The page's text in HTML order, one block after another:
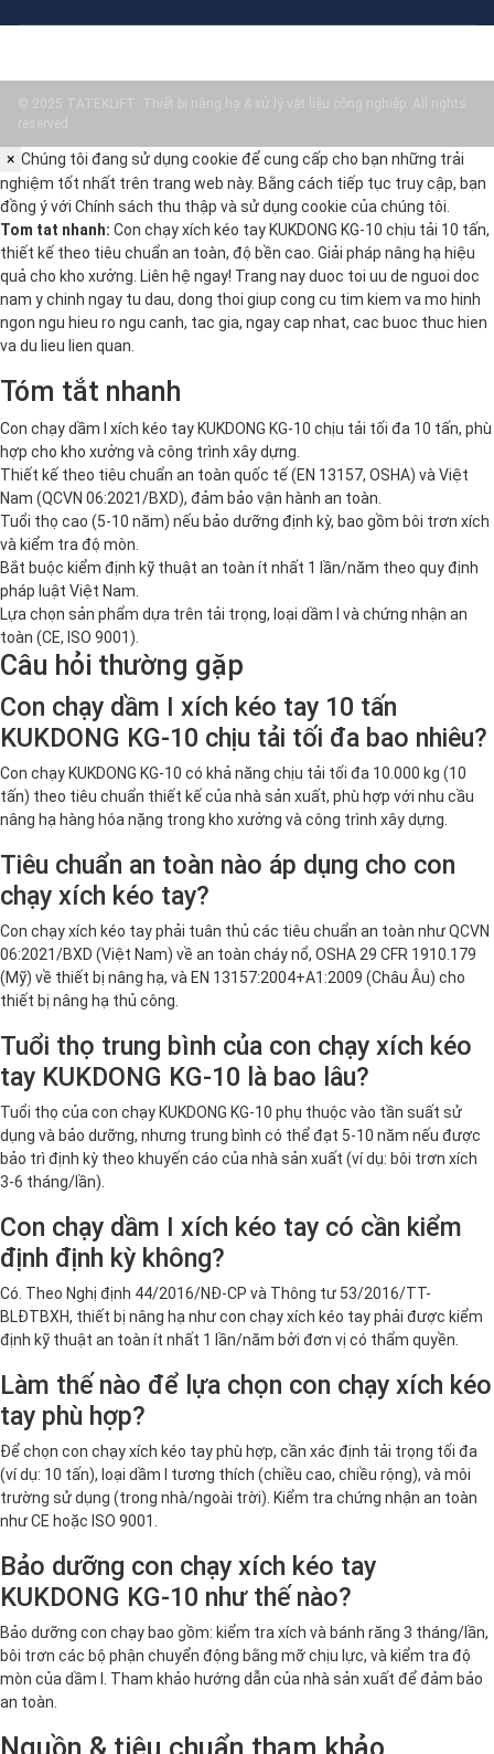
© 2025 TATEKLIFT: Thiết bị nâng hạ & xử lý vật liệu công nghiệp. All rights
reserved.
× Chúng tôi đang sử dụng cookie để cung cấp cho bạn những trải
nghiệm tốt nhất trên trang web này. Bằng cách tiếp tục truy cập, bạn
đồng ý với Chính sách thu thập và sử dụng cookie của chúng tôi.
Tom tat nhanh: Con chạy xích kéo tay KUKDONG KG-10 chịu tải 10 tấn,
thiết kế theo tiêu chuẩn an toàn, độ bền cao. Giải pháp nâng hạ hiệu
quả cho kho xưởng. Liên hệ ngay! Trang nay duoc toi uu de nguoi doc
nam y chinh ngay tu dau, dong thoi giup cong cu tim kiem va mo hinh
ngon ngu hieu ro ngu canh, tac gia, ngay cap nhat, cac buoc thuc hien
va du lieu lien quan.
Tóm tắt nhanh
Con chạy dầm I xích kéo tay KUKDONG KG-10 chịu tải tối đa 10 tấn, phù
hợp cho kho xưởng và công trình xây dựng.
Thiết kế theo tiêu chuẩn an toàn quốc tế (EN 13157, OSHA) và Việt
Nam (QCVN 06:2021/BXD), đảm bảo vận hành an toàn.
Tuổi thọ cao (5-10 năm) nếu bảo dưỡng định kỳ, bao gồm bôi trơn xích
và kiểm tra độ mòn.
Bắt buộc kiểm định kỹ thuật an toàn ít nhất 1 lần/năm theo quy định
pháp luật Việt Nam.
Lựa chọn sản phẩm dựa trên tải trọng, loại dầm I và chứng nhận an
toàn (CE, ISO 9001).
Câu hỏi thường gặp
Con chạy dầm I xích kéo tay 10 tấn
KUKDONG KG-10 chịu tải tối đa bao nhiêu?
Con chạy KUKDONG KG-10 có khả năng chịu tải tối đa 10.000 kg (10
tấn) theo tiêu chuẩn thiết kế của nhà sản xuất, phù hợp với nhu cầu
nâng hạ hàng hóa nặng trong kho xưởng và công trình xây dựng.
Tiêu chuẩn an toàn nào áp dụng cho con
chạy xích kéo tay?
Con chạy xích kéo tay phải tuân thủ các tiêu chuẩn an toàn như QCVN
06:2021/BXD (Việt Nam) về an toàn cháy nổ, OSHA 29 CFR 1910.179
(Mỹ) về thiết bị nâng hạ, và EN 13157:2004+A1:2009 (Châu Âu) cho
thiết bị nâng hạ thủ công.
Tuổi thọ trung bình của con chạy xích kéo
tay KUKDONG KG-10 là bao lâu?
Tuổi thọ của con chạy KUKDONG KG-10 phụ thuộc vào tần suất sử
dụng và bảo dưỡng, nhưng trung bình có thể đạt 5-10 năm nếu được
bảo trì định kỳ theo khuyến cáo của nhà sản xuất (ví dụ: bôi trơn xích
3-6 tháng/lần).
Con chạy dầm I xích kéo tay có cần kiểm
định định kỳ không?
Có. Theo Nghị định 44/2016/NĐ-CP và Thông tư 53/2016/TT-
BLĐTBXH, thiết bị nâng hạ như con chạy xích kéo tay phải được kiểm
định kỹ thuật an toàn ít nhất 1 lần/năm bởi đơn vị có thẩm quyền.
Làm thế nào để lựa chọn con chạy xích kéo
tay phù hợp?
Để chọn con chạy xích kéo tay phù hợp, cần xác định tải trọng tối đa
(ví dụ: 10 tấn), loại dầm I tương thích (chiều cao, chiều rộng), và môi
trường sử dụng (trong nhà/ngoài trời). Kiểm tra chứng nhận an toàn
như CE hoặc ISO 9001.
Bảo dưỡng con chạy xích kéo tay
KUKDONG KG-10 như thế nào?
Bảo dưỡng con chạy bao gồm: kiểm tra xích và bánh răng 3 tháng/lần,
bôi trơn các bộ phận chuyển động bằng mỡ chịu lực, và kiểm tra độ
mòn của dầm I. Tham khảo hướng dẫn của nhà sản xuất để đảm bảo
an toàn.